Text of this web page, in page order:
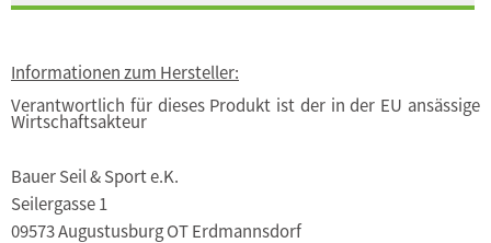
Informationen zum Hersteller:
Verantwortlich für dieses Produkt ist der in der EU ansässige
Wirtschaftsakteur
Bauer Seil & Sport e.K.
Seilergasse 1
09573 Augustusburg OT Erdmannsdorf